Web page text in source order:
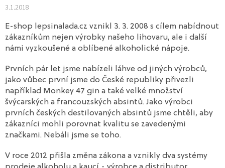
3.1.2018
E-shop lepsinalada.cz vznikl 3. 3. 2008 s cílem nabídnout
zákazníkům nejen výrobky našeho lihovaru, ale i další
námi vyzkoušené a oblíbené alkoholické nápoje.
Prvních pár let jsme nabízeli láhve od jiných výrobců,
jako vůbec první jsme do České republiky přivezli
například Monkey 47 gin a také velké množství
švýcarských a francouzských absintů. Jako výrobci
prvních českých destilovaných absintů jsme chtěli, aby
zákazníci mohli porovnat kvalitu se zavedenými
značkami. Nebáli jsme se toho.
V roce 2012 přišla změna zákona a vznikly dva systémy